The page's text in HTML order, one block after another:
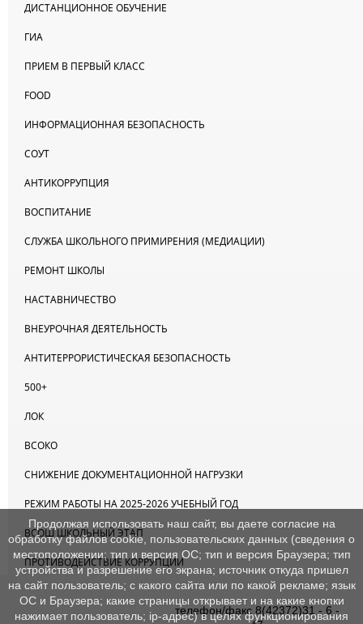
ДИСТАНЦИОННОЕ ОБУЧЕНИЕ
ГИА
ПРИЕМ В ПЕРВЫЙ КЛАСС
FOOD
ИНФОРМАЦИОННАЯ БЕЗОПАСНОСТЬ
СОУТ
АНТИКОРРУПЦИЯ
ВОСПИТАНИЕ
СЛУЖБА ШКОЛЬНОГО ПРИМИРЕНИЯ (МЕДИАЦИИ)
РЕМОНТ ШКОЛЫ
НАСТАВНИЧЕСТВО
ВНЕУРОЧНАЯ ДЕЯТЕЛЬНОСТЬ
АНТИТЕРРОРИСТИЧЕСКАЯ БЕЗОПАСНОСТЬ
500+
ЛОК
ВСОКО
СНИЖЕНИЕ ДОКУМЕНТАЦИОННОЙ НАГРУЗКИ
РЕЖИМ РАБОТЫ НА 2025-2026 УЧЕБНЫЙ ГОД
ВСОШ ШКОЛЬНЫЙ ЭТАП
ПРОТИВОДЕЙСТВИЕ КОРРУПЦИИ
телефон/факс 8(42372)31 - 6 -
Продолжая использовать наш сайт, вы даете согласие на
обработку файлов cookie, пользовательских данных (сведения о
местоположении; тип и версия ОС; тип и версия Браузера; тип
устройства и разрешение его экрана; источник откуда пришел
на сайт пользователь; с какого сайта или по какой рекламе; язык
ОС и Браузера; какие страницы открывает и на какие кнопки
нажимает пользователь; ip-адрес) в целях функционирования